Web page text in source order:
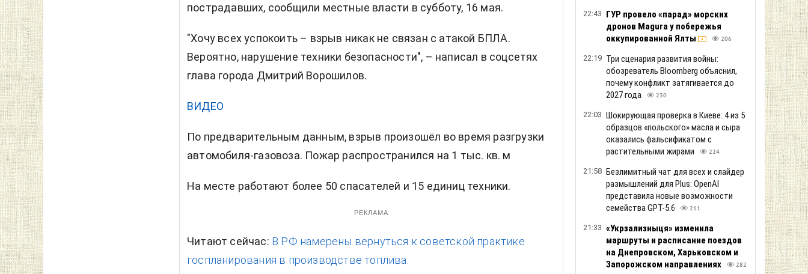
пострадавших, сообщили местные власти в субботу, 16 мая.
"Хочу всех успокоить – взрыв никак не связан с атакой БПЛА.
Вероятно, нарушение техники безопасности", – написал в соцсетях
глава города Дмитрий Ворошилов.
ВИДЕО
По предварительным данным, взрыв произошёл во время разгрузки
автомобиля-газовоза. Пожар распространился на 1 тыс. кв. м
На месте работают более 50 спасателей и 15 единиц техники.
РЕКЛАМА
Читают сейчас: В РФ намерены вернуться к советской практике
госпланирования в производстве топлива.
22:43 ГУР провело «парад» морских
дронов Magura у побережья
оккупированной Ялты
206
22:19 Три сценария развития войны:
обозреватель Bloomberg объяснил,
почему конфликт затягивается до
2027 года
230
22:03 Шокирующая проверка в Киеве: 4 из 5
образцов «польского» масла и сыра
оказались фальсификатом с
растительными жирами
224
21:58 Безлимитный чат для всех и слайдер
размышлений для Plus: OpenAI
представила новые возможности
семейства GPT-5.6
211
21:33 «Укрзализныця» изменила
маршруты и расписание поездов
на Днепровском, Харьковском и
Запорожском направлениях
282